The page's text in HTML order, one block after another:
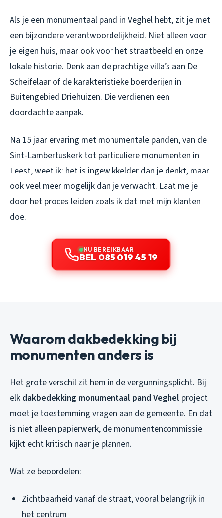
Als je een monumentaal pand in Veghel hebt, zit je met
een bijzondere verantwoordelijkheid. Niet alleen voor
je eigen huis, maar ook voor het straatbeeld en onze
lokale historie. Denk aan de prachtige villa’s aan De
Scheifelaar of de karakteristieke boerderijen in
Buitengebied Driehuizen. Die verdienen een
doordachte aanpak.
Na 15 jaar ervaring met monumentale panden, van de
Sint-Lambertuskerk tot particuliere monumenten in
Leest, weet ik: het is ingewikkelder dan je denkt, maar
ook veel meer mogelijk dan je verwacht. Laat me je
door het proces leiden zoals ik dat met mijn klanten
doe.
NU BEREIKBAAR
BEL 085 019 45 19
Waarom dakbedekking bij
monumenten anders is
Het grote verschil zit hem in de vergunningsplicht. Bij
elk dakbedekking monumentaal pand Veghel project
moet je toestemming vragen aan de gemeente. En dat
is niet alleen papierwerk, de monumentencommissie
kijkt echt kritisch naar je plannen.
Wat ze beoordelen:
Zichtbaarheid vanaf de straat, vooral belangrijk in
het centrum